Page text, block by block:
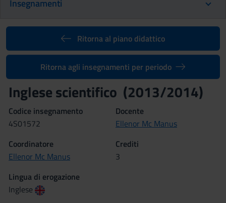
Insegnamenti
Ritorna al piano didattico
Ritorna agli insegnamenti per periodo
Inglese scientifico (2013/2014)
Codice insegnamento
4S01572
Docente
Ellenor Mc Manus
Coordinatore
Ellenor Mc Manus
Crediti
3
Lingua di erogazione
Inglese